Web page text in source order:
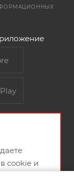
cookie и